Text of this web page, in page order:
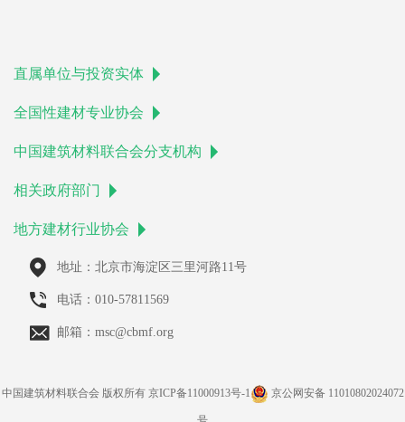
直属单位与投资实体
全国性建材专业协会
中国建筑材料联合会分支机构
相关政府部门
地方建材行业协会
地址：北京市海淀区三里河路11号
电话：010-57811569
邮箱：msc@cbmf.org
中国建筑材料联合会 版权所有 京ICP备11000913号-1 京公网安备 11010802024072